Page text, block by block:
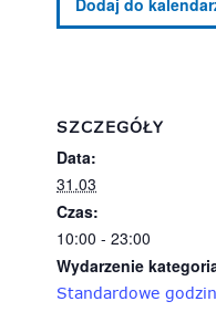
SZCZEGÓŁY
Data:
31.03
Czas:
10:00 - 23:00
Wydarzenie
Standardowe